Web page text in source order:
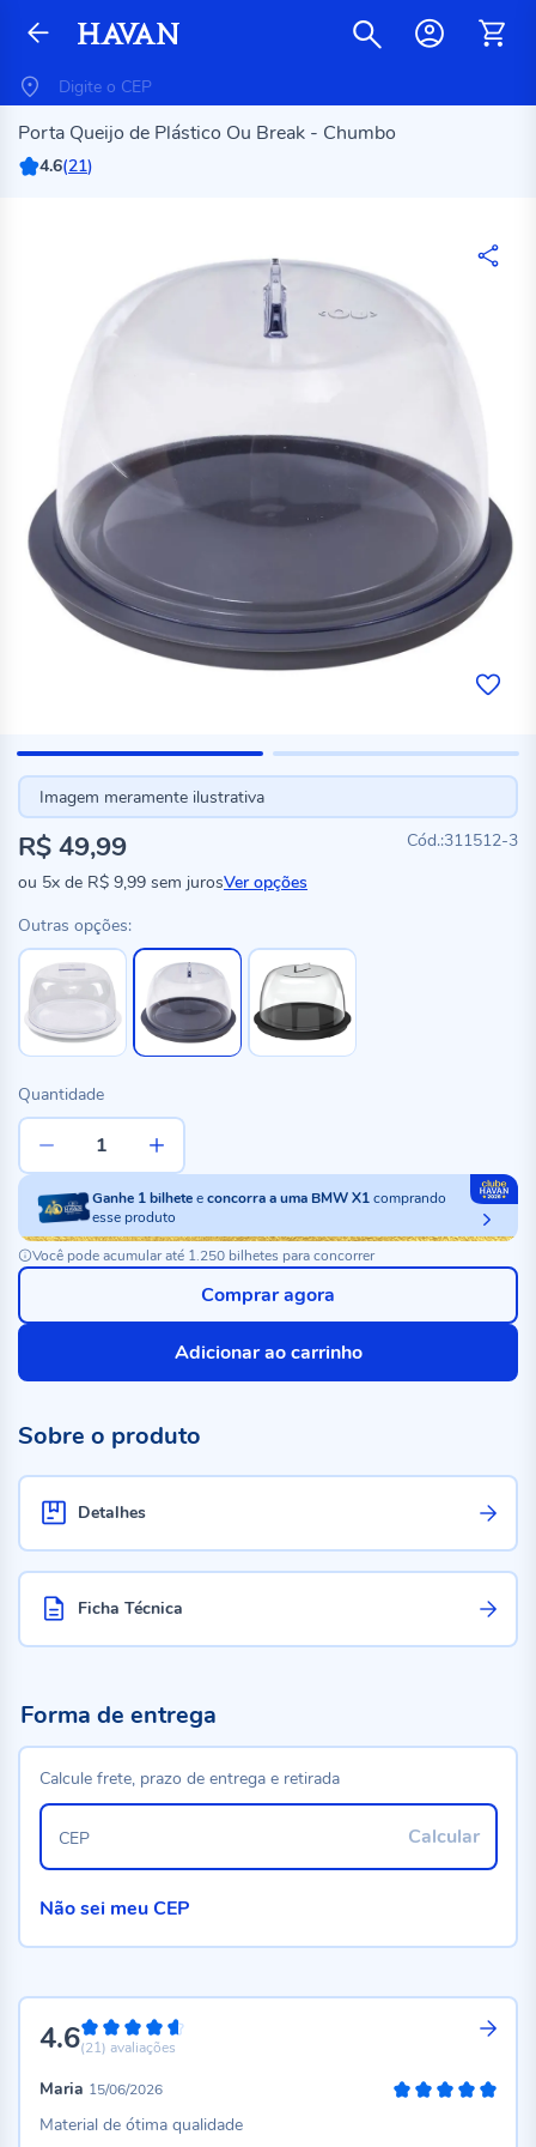
Porta Queijo de Plástico Ou Break - Chumbo
4.6(21)
Imagem meramente ilustrativa
311512-3
R$ 49,99
ou 5x de R$ 9,99 sem jurosVer opções
Outras opções:
Quantidade
Ganhe 1bilheteeconcorra a uma BMW X1comprando
esse produto
Você pode acumular até 1.250 bilhetes para concorrer
Adicionar ao carrinho
Comprar agora
Sobre o produto
Detalhes
Ficha Técnica
4.692%
(21) avaliações
Maria 15/06/2026
Material de ótima qualidade
Forma de entrega
Calcule frete, prazo de entrega e retirada
Calcular
CEP
Não sei meu CEP